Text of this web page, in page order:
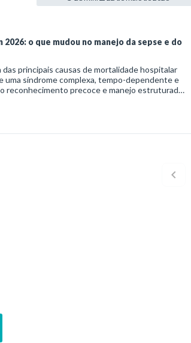
o que mudou no manejo da sepse e do
principais causas de mortalidade hospitalar
uma síndrome complexa, tempo-dependente e
reconhecimento precoce e manejo estruturado